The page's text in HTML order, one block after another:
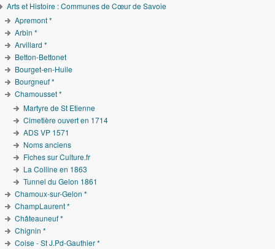
Arts et Histoire : Communes de Cœur de Savoie
Apremont *
Arbin *
Arvillard *
Betton-Bettonet
Bourget-en-Huile
Bourgneuf *
Chamousset *
Martyre de St Etienne
Cimetière ouvert en 1714
ADS VP 1571
Noms anciens
Fiches sur Culture.fr
La Colline en 1863
Tunnel du Gelon 1861
Chamoux-sur-Gelon *
ChampLaurent *
Châteauneuf *
Chignin *
Coise - St J.Pd-Gauthier *